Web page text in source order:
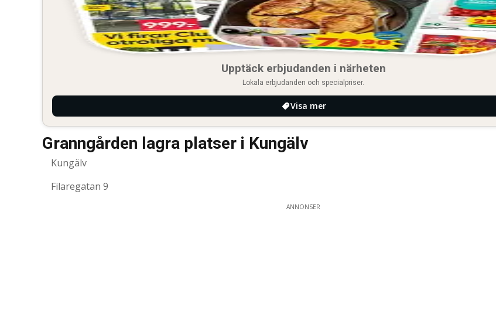
Upptäck erbjudanden i närheten
Lokala erbjudanden och specialpriser.
Visa mer
Granngården lagra platser i Kungälv
Kungälv
Filaregatan 9
ANNONSER